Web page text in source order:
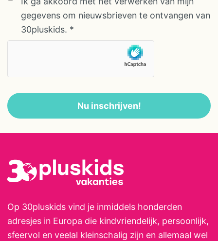
buitenleven. Na een wandeling of
fietstocht is het heerlijk
ontspannen bij het verwarmde
zwembad met uitzicht op de
bergen. Kinderen vermaken zich
in het peuterbad, de speeltuin of
op de sportvelden, terwijl jij
geniet van de frisse berglucht en
de ontspannen sfeer. Dankzij de
kleinschalige opzet is dit een
gezinnen die natuur, rust en
avontuur willen combineren.
AVG/GDPR
Voornaam
gegevens om nieuwsbrieven te ontvangen van
30pluskids. *
Nu inschrijven!
Op 30pluskids vind je inmiddels honderden
adresjes in Europa die kindvriendelijk, persoonlijk,
sfeervol en veelal kleinschalig zijn en allemaal wel